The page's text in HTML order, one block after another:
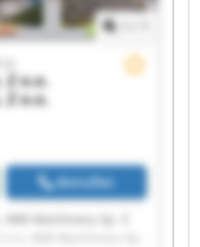
o.o.
o.o.
Anrufen
Machinery Sp. Z